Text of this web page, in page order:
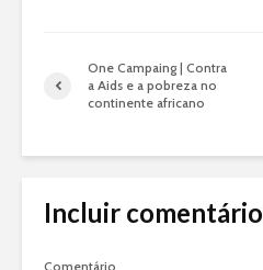
One Campaing | Contra
a Aids e a pobreza no
continente africano
Incluir comentário
Comentário